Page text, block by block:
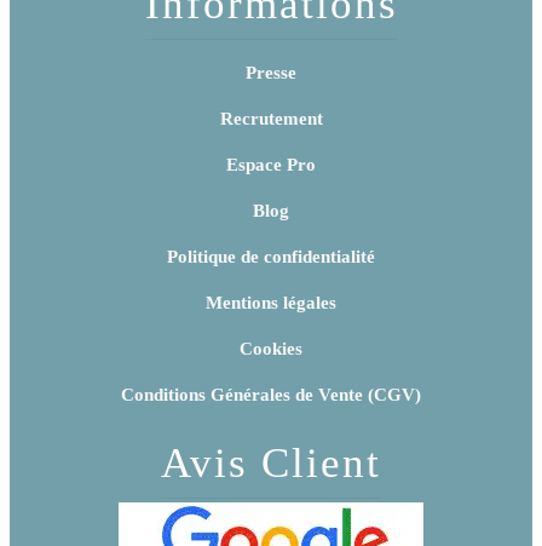
Presse
Recrutement
Espace Pro
Blog
Politique de confidentialité
Mentions légales
Cookies
Conditions Générales de Vente (CGV)
Avis Client